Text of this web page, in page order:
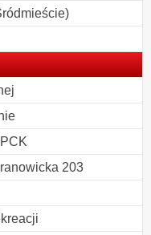
203